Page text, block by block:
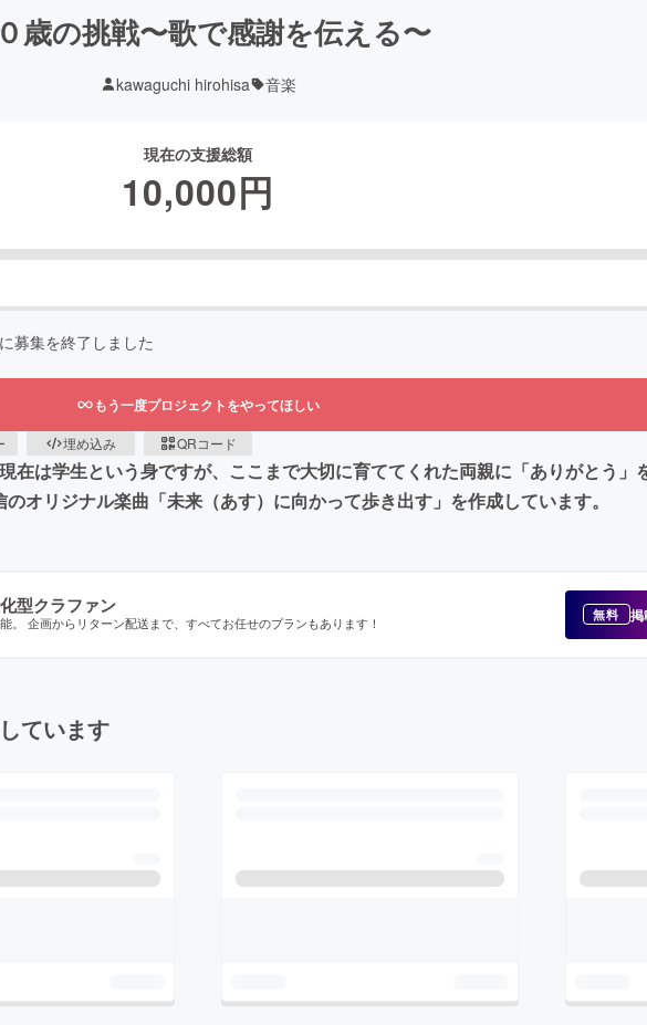
歳の挑戦〜歌で感謝を伝える〜
kawaguchi hirohisa 音楽
現在の支援総額
10,000円
に募集を終了しました
もう一度プロジェクトをやってほしい
埋め込み QRコード
在は学生という身ですが、ここまで大切に育ててくれた両親に「ありがとう」
オリジナル楽曲「未来（あす）に向かって歩き出す」を作成しています。
型クラファン
。 企画からリターン配送まで、すべてお任せのプランもあります！ 無料
ています